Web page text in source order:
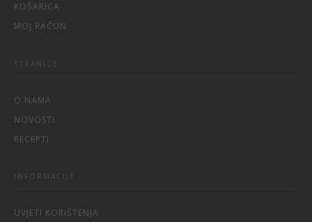
KOŠARICA
MOJ RAČUN
STRANICE
O NAMA
NOVOSTI
RECEPTI
INFORMACIJE
UVJETI KORIŠTENJA